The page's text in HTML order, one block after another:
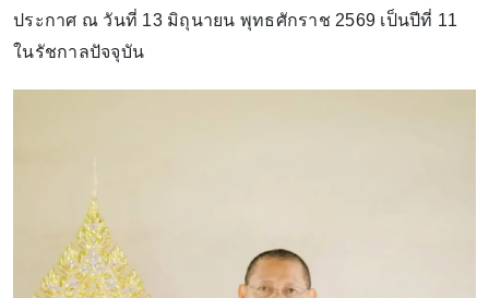
ประกาศ ณ วันที่ 13 มิถุนายน พุทธศักราช 2569 เป็นปีที่ 11
ในรัชกาลปัจจุบัน